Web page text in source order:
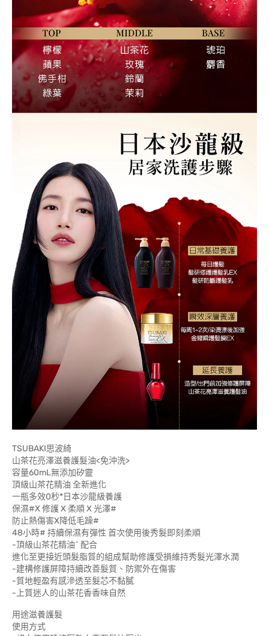
TSUBAKI思波綺
山茶花亮澤滋養護髮油<免沖洗>
容量60mL無添加矽靈
頂級山茶花精油 全新進化
一瓶多效0秒*日本沙龍級養護
保濕#X 修護 X 柔順 X 光澤#
防止熱傷害X降低毛躁#
48小時# 持續保濕有彈性 首次使用後秀髮即刻柔順
-頂級山茶花精油^ 配合
進化至更接近頭髮脂質的組成幫助修護受損維持秀髮光澤水潤
-建構修護屏障持續改善髮質、防禦外在傷害
-質地輕盈有感滲透至髮芯不黏膩
-上質迷人的山茶花香香味自然
用途滋養護髮
使用方式